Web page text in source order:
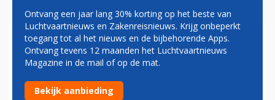
SLOVEENSE
CHARTEROPERATOR BREIDT
VLOOT UIT CHALLENGER 605
Ontvang een jaar lang 30% korting op het beste van
Luchtvaartnieuws en Zakenreisnieuws. Krijg onbeperkt
toegang tot al het nieuws en de bijbehorende Apps.
Ontvang tevens 12 maanden het Luchtvaartnieuws
Magazine in de mail of op de mat.
Bekijk aanbieding